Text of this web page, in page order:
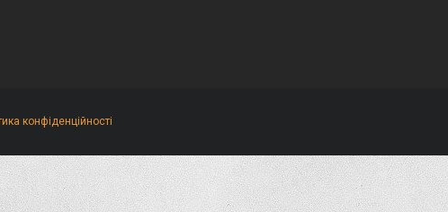
конфіденційності